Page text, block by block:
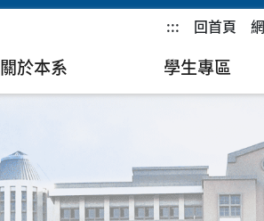
::: 回首頁
關於本系 學生專區